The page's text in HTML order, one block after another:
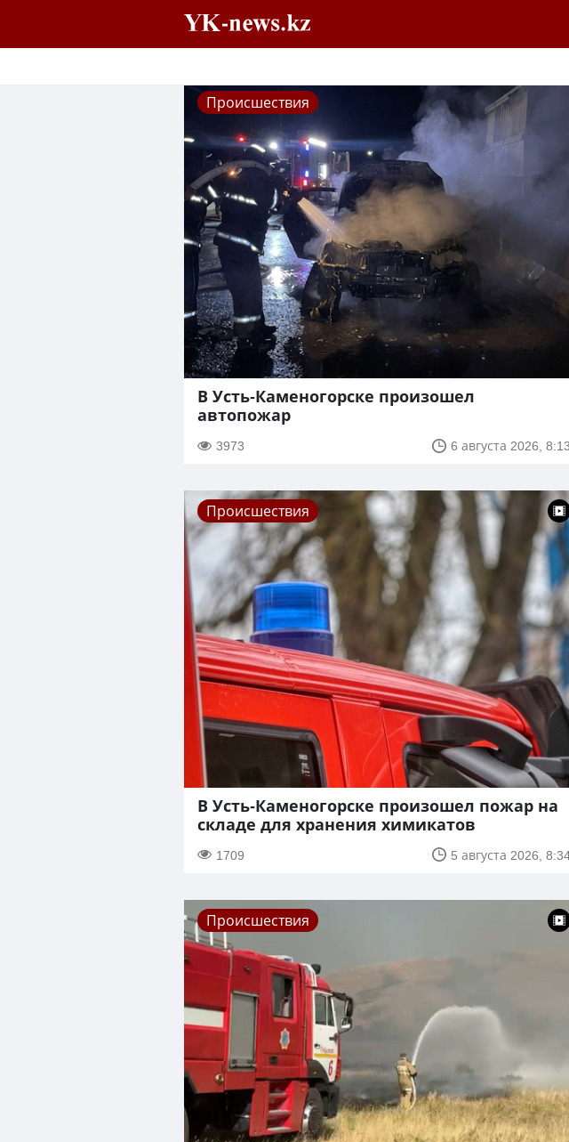
Происшествия
В Усть-Каменогорске произошел
автопожар
3973 6 августа 2026, 8:13
Происшествия
В Усть-Каменогорске произошел пожар на
складе для хранения химикатов
1709 5 августа 2026,
Происшествия